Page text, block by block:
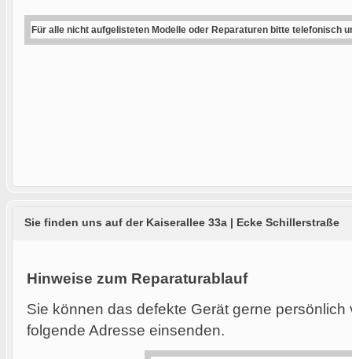
Für alle nicht aufgelisteten Modelle oder Reparaturen bitte telefonisch
Sie finden uns auf der Kaiserallee 33a | Ecke Schillerstraße
Hinweise zum Reparaturablauf
Sie können das defekte Gerät gerne
folgende Adresse einsenden.